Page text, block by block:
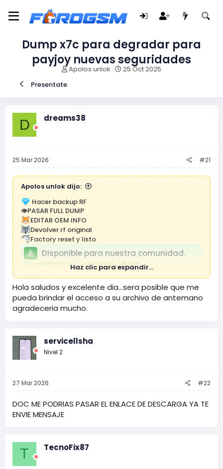
Dump x7c para degradar para
payjoy nuevas seguridades
I
d
t
e
a
Apolos unlok
F
o
25 Oct 2025
Presentate
D dreams38
25 Mar 2026 #21
Apolos unlok dijo:
Hacer backup RF
👁PASAR FULL DUMP
EDITAR OEM INFO
Devolver rf original
Factory reset y listo
Disponible para nuestra comunidad.
Conéctate o regístrate ahora.
Haz clic para expandir...
Hola saludos y excelente dia...sera posible que me
pueda brindar el acceso a su archivo de antemano
agradeceria mucho.
servicellsha
Nivel 2
27 Mar 2026 #22
DOC ME PODRIAS PASAR EL ENLACE DE DESCARGA YA TE
ENVIE MENSAJE
T TecnoFix87